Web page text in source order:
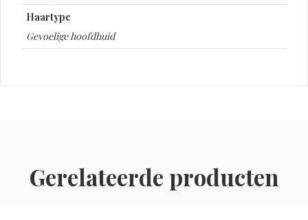
Haartype
Gevoelige hoofdhuid
Gerelateerde producten